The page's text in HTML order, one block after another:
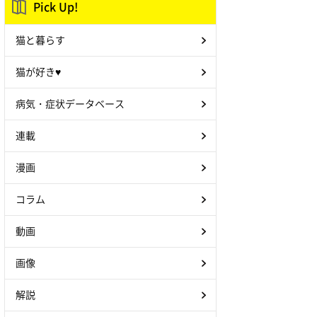
Pick Up!
猫と暮らす
猫が好き♥
病気・症状データベース
連載
漫画
コラム
動画
画像
解説